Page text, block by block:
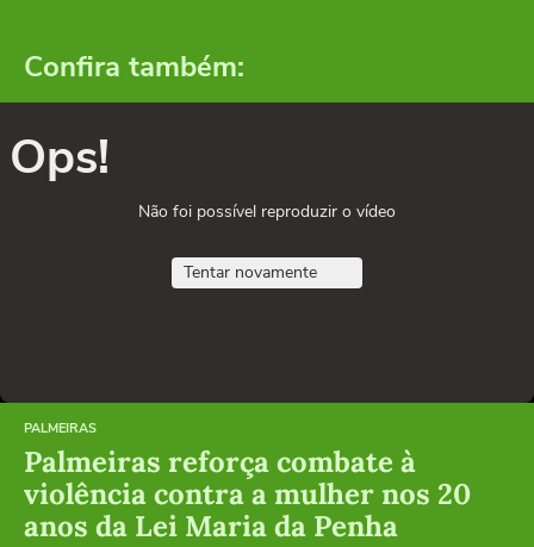
Confira também:
Ops!
Não foi possível reproduzir o vídeo
Tentar novamente
PALMEIRAS
Palmeiras reforça combate à
violência contra a mulher nos 20
anos da Lei Maria da Penha